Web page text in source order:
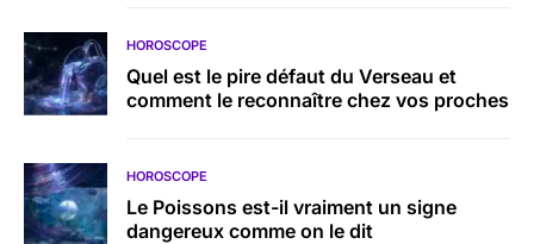
HOROSCOPE
Quel est le pire défaut du Verseau et
comment le reconnaître chez vos proches
HOROSCOPE
Le Poissons est-il vraiment un signe
dangereux comme on le dit